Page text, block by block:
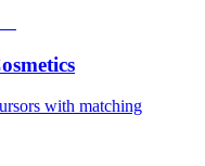
with matching